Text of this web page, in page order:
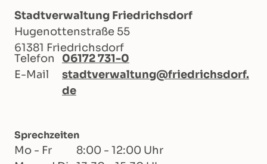
Stadtverwaltung Friedrichsdorf
Hugenottenstraße 55
61381 Friedrichsdorf
Telefon
06172 731-0
E-Mail
stadtverwaltung@friedrichsdorf.
de
Sprechzeiten
Mo - Fr
8:00 - 12:00 Uhr